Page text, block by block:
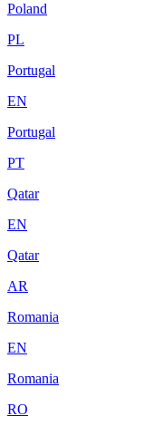
Poland
PL
Portugal
EN
Portugal
PT
Qatar
EN
Qatar
AR
Romania
EN
Romania
RO